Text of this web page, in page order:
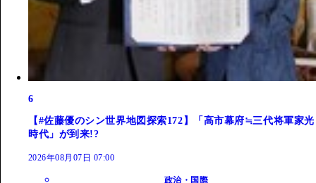
6
【#佐藤優のシン世界地図探索172】「高市幕府≒三代将軍家光
時代」が到来!?
2026年08月07日 07:00
政治・国際